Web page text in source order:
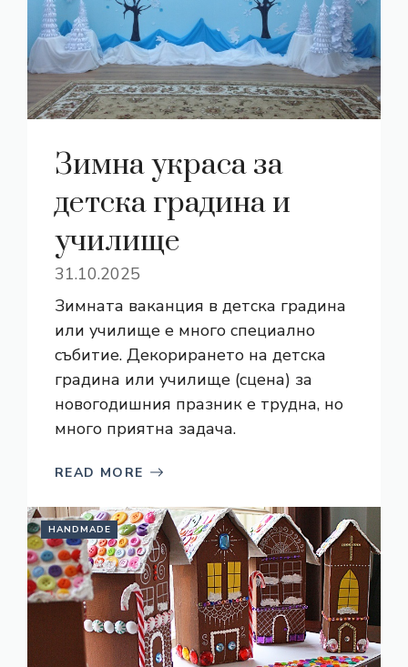
Зимна украса за
детска градина и
училище
31.10.2025
Зимната ваканция в детска градина
или училище е много специално
събитие. Декорирането на детска
градина или училище (сцена) за
новогодишния празник е трудна, но
много приятна задача.
READ MORE
HANDMADE